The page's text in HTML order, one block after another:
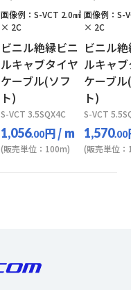
画像例：S-VCT 2.0㎟
× 2C
ビニル絶縁ビニ
ルキャブタイヤ
ケーブル(ソフ
ト)
S-VCT 3.5SQX4C
1,056.00円/ m
(販売単位：100m)
画像例：S-
× 2C
ビニル
ルキャ
ケーブ
ト)
S-VCT
1,570.00
(販売単位